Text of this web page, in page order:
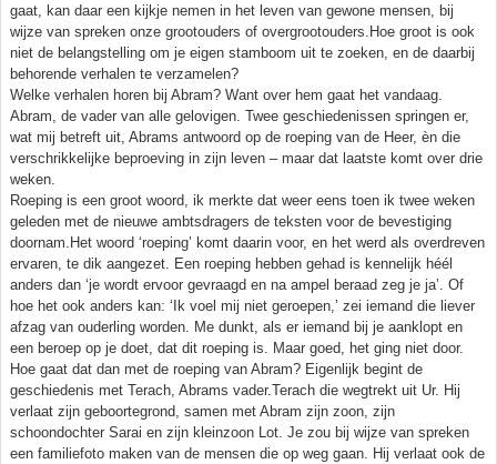
gaat, kan daar een kijkje nemen in het leven van gewone mensen, bij
wijze van spreken onze grootouders of overgrootouders.Hoe groot is ook
niet de belangstelling om je eigen stamboom uit te zoeken, en de daarbij
behorende verhalen te verzamelen?
Welke verhalen horen bij Abram? Want over hem gaat het vandaag.
Abram, de vader van alle gelovigen. Twee geschiedenissen springen er,
wat mij betreft uit, Abrams antwoord op de roeping van de Heer, èn die
verschrikkelijke beproeving in zijn leven – maar dat laatste komt over drie
weken.
Roeping is een groot woord, ik merkte dat weer eens toen ik twee weken
geleden met de nieuwe ambtsdragers de teksten voor de bevestiging
doornam.Het woord ‘roeping’ komt daarin voor, en het werd als overdreven
ervaren, te dik aangezet. Een roeping hebben gehad is kennelijk héél
anders dan ‘je wordt ervoor gevraagd en na ampel beraad zeg je ja’. Of
hoe het ook anders kan: ‘Ik voel mij niet geroepen,’ zei iemand die liever
afzag van ouderling worden. Me dunkt, als er iemand bij je aanklopt en
een beroep op je doet, dat dit roeping is. Maar goed, het ging niet door.
Hoe gaat dat dan met de roeping van Abram? Eigenlijk begint de
geschiedenis met Terach, Abrams vader.Terach die wegtrekt uit Ur. Hij
verlaat zijn geboortegrond, samen met Abram zijn zoon, zijn
schoondochter Sarai en zijn kleinzoon Lot. Je zou bij wijze van spreken
een familiefoto maken van de mensen die op weg gaan. Hij verlaat ook de